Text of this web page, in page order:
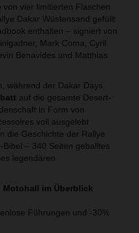
von vier limitierten Flaschen
Dakar Wüstensand gefüllt
enthalten – signiert von
Mark Coma, Cyril
Benavides und Matthias
während der Dakar Days
auf die gesamte Desert-
in Form von
voll ausgelebt
die Geschichte der Rallye
– 340 Seiten geballtes
legendären
Motohall im Überblick
Führungen und -30%